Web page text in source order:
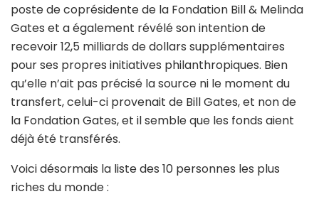
poste de coprésidente de la Fondation Bill & Melinda
Gates et a également révélé son intention de
recevoir 12,5 milliards de dollars supplémentaires
pour ses propres initiatives philanthropiques. Bien
qu’elle n’ait pas précisé la source ni le moment du
transfert, celui-ci provenait de Bill Gates, et non de
la Fondation Gates, et il semble que les fonds aient
déjà été transférés.
Voici désormais la liste des 10 personnes les plus
riches du monde :